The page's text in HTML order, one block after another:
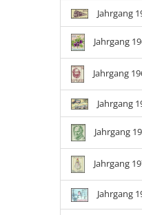
Jahrgang
Jahrgang
Jahrgang
Jahrgang
Jahrgang
Jahrgang
Jahrgang